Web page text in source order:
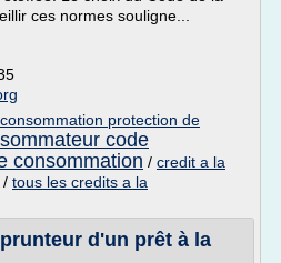
ces normes souligne...
protection de
code
consommation / credit a la
/ tous les credits a la
d'un prêt à la